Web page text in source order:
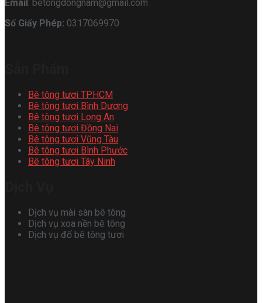
Email : betongdongnam@gmail.com
Số Giấy Phép: 0317069970
Bê tông tươi TPHCM
Bê tông tươi Bình Dương
Bê tông tươi Long An
Bê tông tươi Đồng Nai
Bê tông tươi Vũng Tàu
Bê tông tươi Bình Phước
Bê tông tươi Tây Ninh
Dịch vụ mài sàn bê tông
Dịch vụ xoa nền bê tông
Dịch vụ đổ bê tông tươi